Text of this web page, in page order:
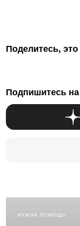
Поделитесь,
Подпишитесь
НУЖНА ПОМОЩЬ